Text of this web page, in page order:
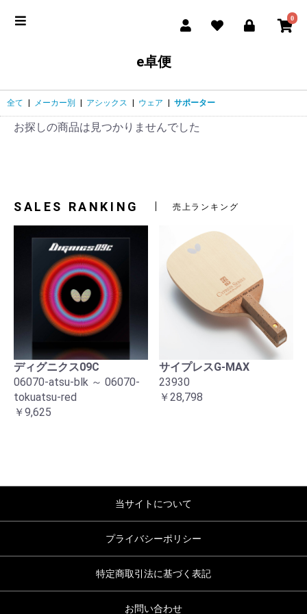
0
e卓便
全て メーカー別 アシックス ウェア サポーター
お探しの商品は見つかりませんでした
SALES RANKING 売上ランキング
ディグニクス09C
06070-atsu-blk ～ 06070-
tokuatsu-red
￥9,625
サイプレスG-MAX
23930
￥28,798
当サイトについて
プライバシーポリシー
特定商取引法に基づく表記
お問い合わせ